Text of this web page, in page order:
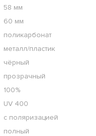
58 мм
60 мм
поликарбонат
металл/пластик
чёрный
прозрачный
100%
UV 400
с поляризацией
полный